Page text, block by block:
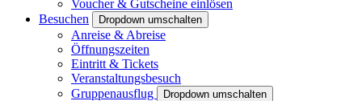
Voucher & Gutscheine einlösen
Besuchen
Dropdown umschalten
Anreise & Abreise
Öffnungszeiten
Eintritt & Tickets
Veranstaltungsbesuch
Gruppenausflug
Dropdown umschalten